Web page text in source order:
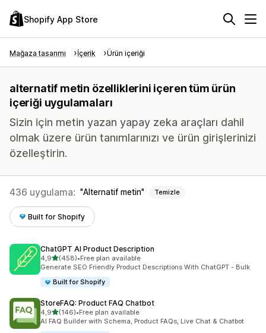
Shopify App Store
Mağaza tasarımı İçerik Ürün içeriği
alternatif metin özelliklerini içeren tüm ürün
içeriği uygulamaları
Sizin için metin yazan yapay zeka araçları dahil
olmak üzere ürün tanımlarınızı ve ürün girişlerinizi
özelleştirin.
436 uygulama: Alternatif metin Temizle
Built for Shopify
ChatGPT AI Product Description
4,95 yıldız üzerinden
(458)
toplam 458 değerlendirme
•Free plan available
Generate SEO Friendly Product Descriptions With ChatGPT - Bulk
Built for Shopify
StoreFAQ: Product FAQ Chatbot
4,95 yıldız üzerinden
(146)
toplam 146 değerlendirme
•Free plan available
AI FAQ Builder with Schema, Product FAQs, Live Chat & Chatbot